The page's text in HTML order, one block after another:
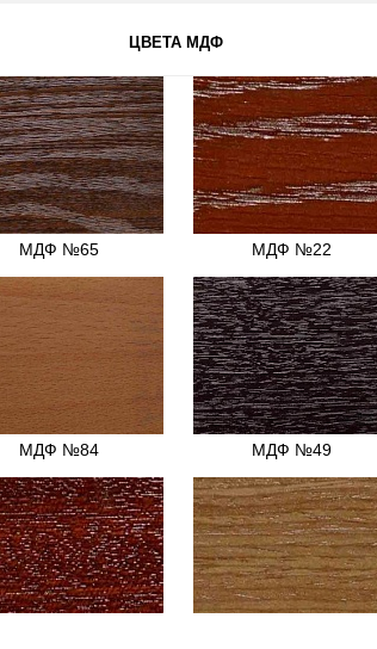
ЦВЕТА МДФ
МДФ №65 МДФ №22
МДФ №84 МДФ №49